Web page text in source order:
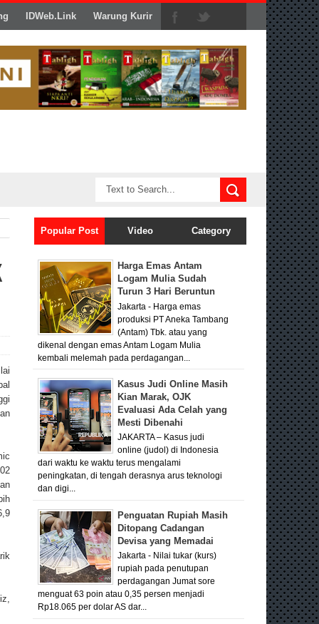
IDWeb.Link Warung Kurir
Popular Post Video Category
Harga Emas Antam
Logam Mulia Sudah
Turun 3 Hari Beruntun
Jakarta - Harga emas
produksi PT Aneka Tambang
(Antam) Tbk. atau yang
dikenal dengan emas Antam Logam Mulia
kembali melemah pada perdagangan...
Kasus Judi Online Masih
Kian Marak, OJK
Evaluasi Ada Celah yang
Mesti Dibenahi
JAKARTA – Kasus judi
online (judol) di Indonesia
dari waktu ke waktu terus mengalami
peningkatan, di tengah derasnya arus teknologi
dan digi...
Penguatan Rupiah Masih
Ditopang Cadangan
Devisa yang Memadai
Jakarta - Nilai tukar (kurs)
rupiah pada penutupan
perdagangan Jumat sore
menguat 63 poin atau 0,35 persen menjadi
Rp18.065 per dolar AS dar...